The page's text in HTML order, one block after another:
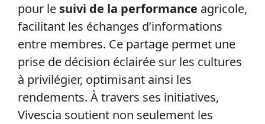
pour le suivi de la performance agricole,
facilitant les échanges d’informations
entre membres. Ce partage permet une
prise de décision éclairée sur les cultures
à privilégier, optimisant ainsi les
rendements. À travers ses initiatives,
Vivescia soutient non seulement les